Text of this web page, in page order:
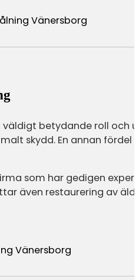
väldigt betydande roll
skydd. En annan
som har gedigen
även restaurering av